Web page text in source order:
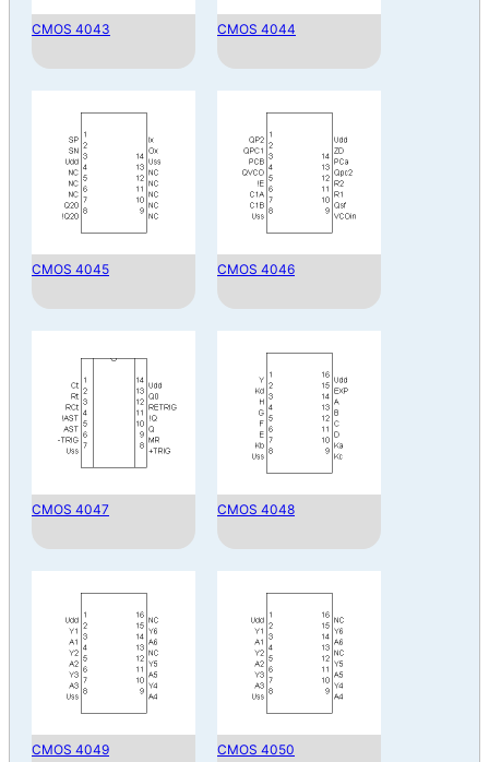
CMOS 4043 CMOS 4044
CMOS 4045 CMOS 4046
CMOS 4047 CMOS 4048
CMOS 4049 CMOS 4050